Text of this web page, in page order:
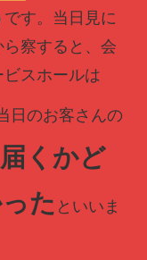
す。当日見に
察すると、会
スホールは
日のお客さんの
くかど
た といいま